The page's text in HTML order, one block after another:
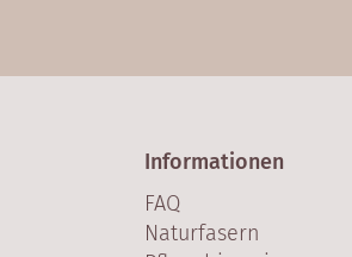
Informationen
FAQ
Naturfasern